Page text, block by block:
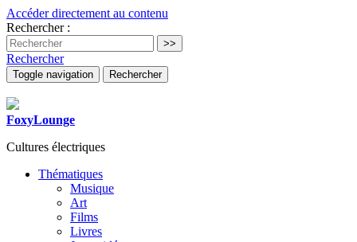
Accéder directement au contenu
Rechercher :
Rechercher
Toggle navigation Rechercher
FoxyLounge
Cultures électriques
Thématiques
Musique
Art
Films
Livres